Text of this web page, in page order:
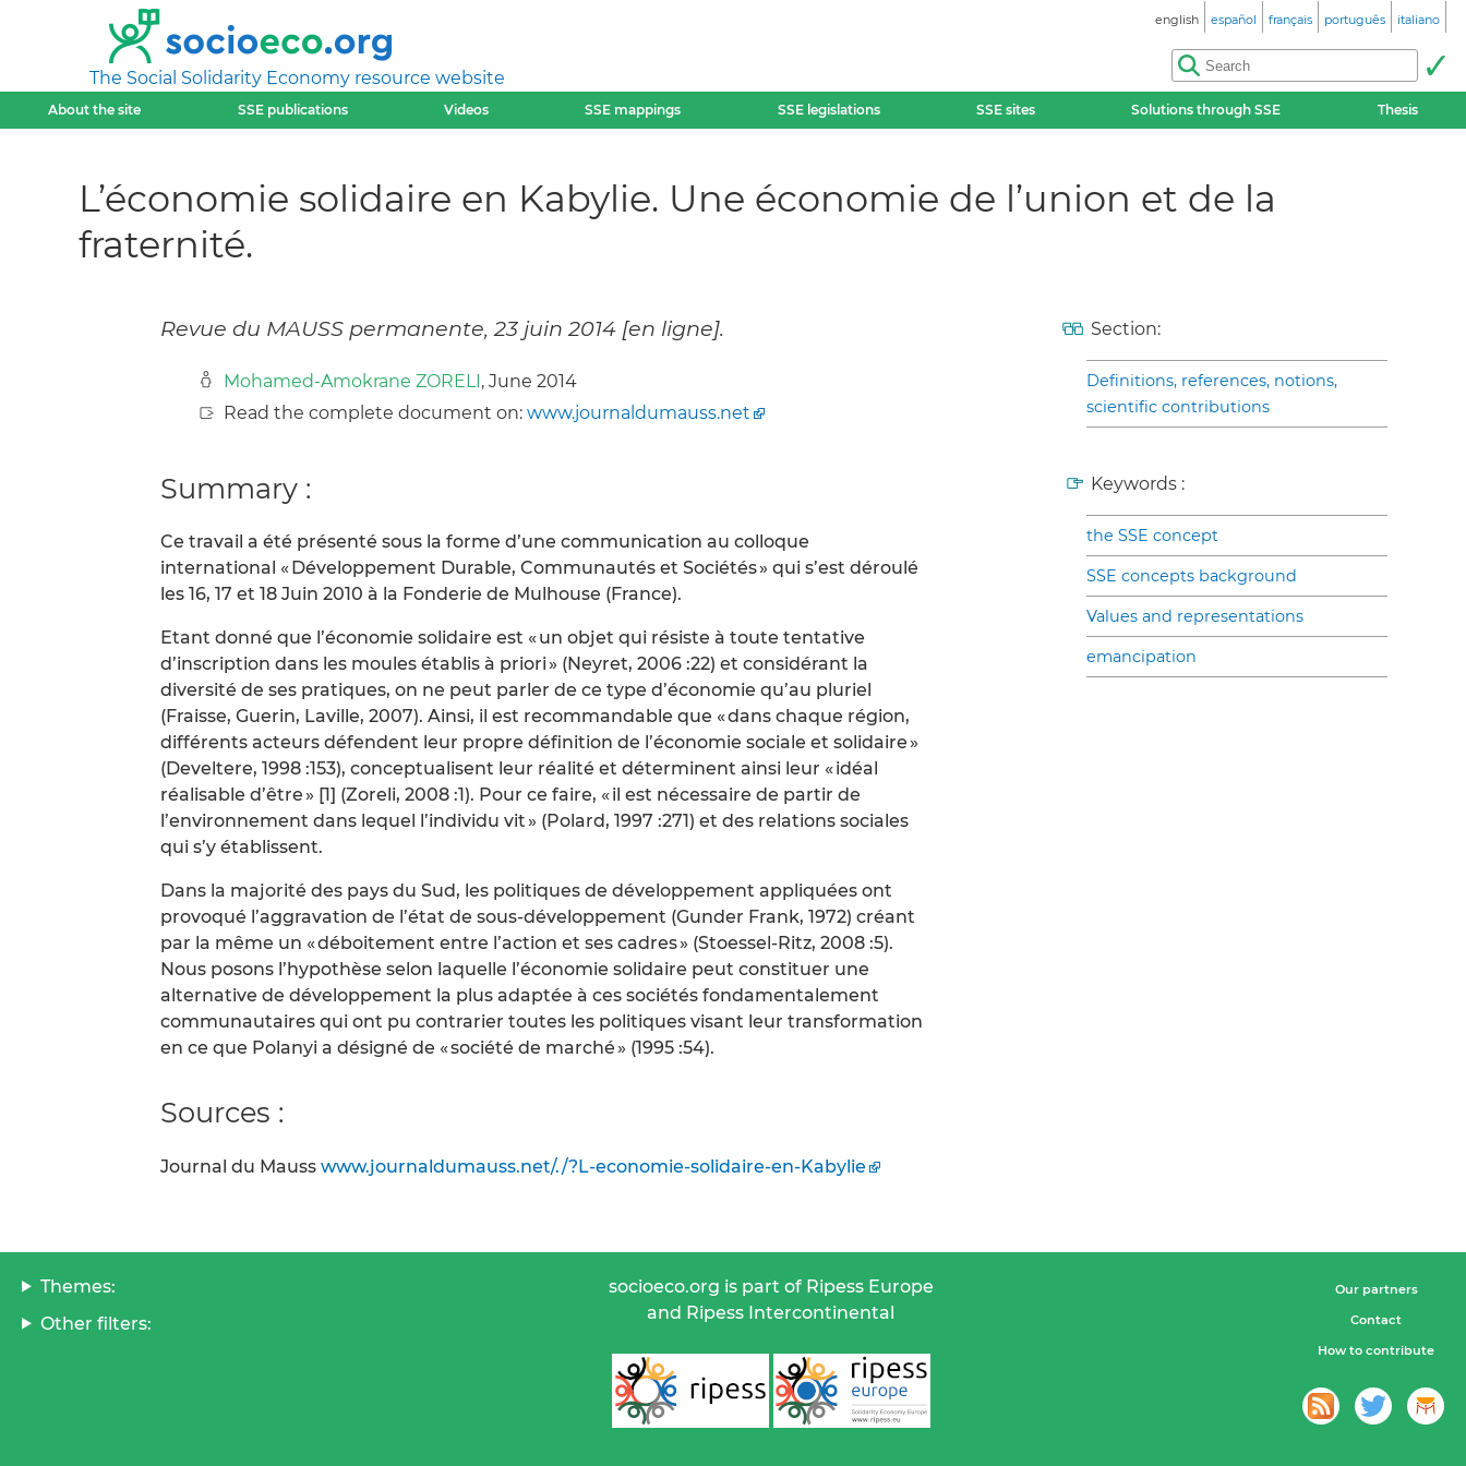
The Social Solidarity Economy resource website
english español français português italiano
About the site SSE publications Videos SSE mappings SSE legislations SSE sites Solutions through SSE Thesis
L’économie solidaire en Kabylie. Une économie de l’union et de la
fraternité.
Revue du MAUSS permanente, 23 juin 2014 [en ligne].
Mohamed-Amokrane ZORELI, June 2014
Read the complete document on: www.journaldumauss.net
Summary :
Ce travail a été présenté sous la forme d’une communication au colloque
international « Développement Durable, Communautés et Sociétés » qui s’est déroulé
les 16, 17 et 18 Juin 2010 à la Fonderie de Mulhouse (France).
Etant donné que l’économie solidaire est « un objet qui résiste à toute tentative
d’inscription dans les moules établis à priori » (Neyret, 2006 :22) et considérant la
diversité de ses pratiques, on ne peut parler de ce type d’économie qu’au pluriel
(Fraisse, Guerin, Laville, 2007). Ainsi, il est recommandable que « dans chaque région,
différents acteurs défendent leur propre définition de l’économie sociale et solidaire »
(Develtere, 1998 :153), conceptualisent leur réalité et déterminent ainsi leur « idéal
réalisable d’être » [1] (Zoreli, 2008 :1). Pour ce faire, « il est nécessaire de partir de
l’environnement dans lequel l’individu vit » (Polard, 1997 :271) et des relations sociales
qui s’y établissent.
Dans la majorité des pays du Sud, les politiques de développement appliquées ont
provoqué l’aggravation de l’état de sous-développement (Gunder Frank, 1972) créant
par la même un « déboitement entre l’action et ses cadres » (Stoessel-Ritz, 2008 :5).
Nous posons l’hypothèse selon laquelle l’économie solidaire peut constituer une
alternative de développement la plus adaptée à ces sociétés fondamentalement
communautaires qui ont pu contrarier toutes les politiques visant leur transformation
en ce que Polanyi a désigné de « société de marché » (1995 :54).
Sources :
Journal du Mauss www.journaldumauss.net/./?L-economie-solidaire-en-Kabylie
Section:
Definitions, references, notions,
scientific contributions
Keywords :
the SSE concept
SSE concepts background
Values and representations
emancipation
Themes:
Other filters:
socioeco.org is part of Ripess Europe
and Ripess Intercontinental
Our partners
Contact
How to contribute